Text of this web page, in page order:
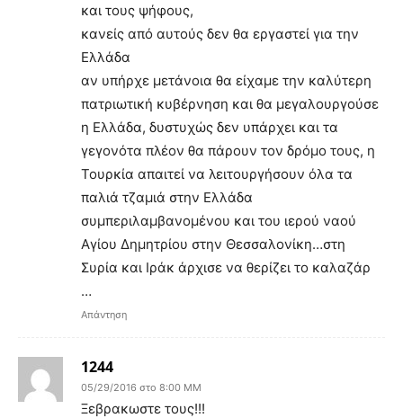
και τους ψήφους,
κανείς από αυτούς δεν θα εργαστεί για την
Ελλάδα
αν υπήρχε μετάνοια θα είχαμε την καλύτερη
πατριωτική κυβέρνηση και θα μεγαλουργούσε
η Ελλάδα, δυστυχώς δεν υπάρχει και τα
γεγονότα πλέον θα πάρουν τον δρόμο τους, η
Τουρκία απαιτεί να λειτουργήσουν όλα τα
παλιά τζαμιά στην Ελλάδα
συμπεριλαμβανομένου και του ιερού ναού
Αγίου Δημητρίου στην Θεσσαλονίκη…στη
Συρία και Ιράκ άρχισε να θερίζει το καλαζάρ
…
Απάντηση
1244
05/29/2016 στο 8:00 ΜΜ
Ξεβρακωστε τους!!!